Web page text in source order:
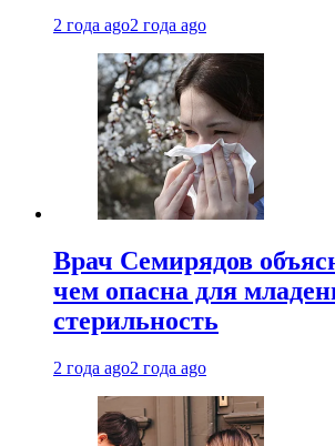
2 года ago2 года ago
Врач Семирядов
чем опасна для
стерильность
2 года ago2 года ago